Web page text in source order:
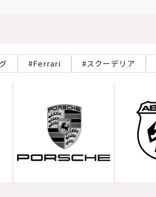
Ferrari スクーデリア